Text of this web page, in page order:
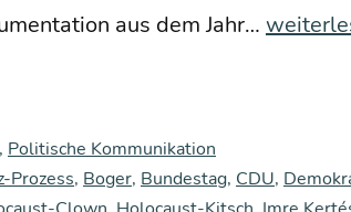
aus dem Jahr… Ein
ma
, Politische Kommunikation
Prozess, Boger, Bundestag, CDU,